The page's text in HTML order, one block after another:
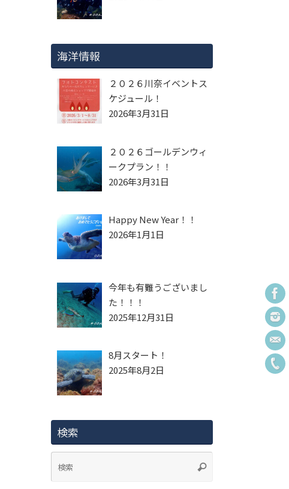
海洋情報
２０２６川奈イベントス
ケジュール！
2026年3月31日
２０２６ゴールデンウィ
ークプラン！！
2026年3月31日
Happy New Year！！
2026年1月1日
今年も有難うございまし
た！！！
2025年12月31日
8月スタート！
2025年8月2日
検索